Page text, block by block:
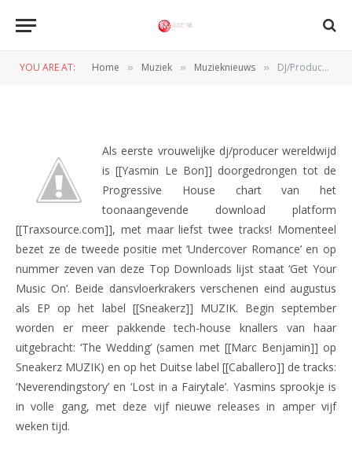
YOU ARE AT: Home » Muziek » Muzieknieuws » DJ/Producer Yasmin Le Bon releast 5 tracks in 5 weken
DJ/Producer Yasmin Le Bon
Als eerste vrouwelijke dj/producer wereldwijd
is [[Yasmin Le Bon]] doorgedrongen tot de
Progressive House chart van het
toonaangevende download platform
[[Traxsource.com]], met maar liefst twee tracks! Momenteel
bezet ze de tweede positie met ‘Undercover Romance’ en op
nummer zeven van deze Top Downloads lijst staat ‘Get Your
Music On’. Beide dansvloerkrakers verschenen eind augustus
als EP op het label [[Sneakerz]] MUZIK. Begin september
worden er meer pakkende tech-house knallers van haar
uitgebracht: ‘The Wedding’ (samen met [[Marc Benjamin]] op
Sneakerz MUZIK) en op het Duitse label [[Caballero]] de tracks:
‘Neverendingstory’ en ‘Lost in a Fairytale’. Yasmins sprookje is
in volle gang, met deze vijf nieuwe releases in amper vijf
weken tijd.